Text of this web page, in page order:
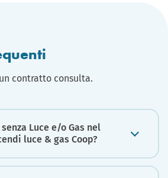
contratto consulta.
Luce e/o Gas nel
luce & gas Coop?